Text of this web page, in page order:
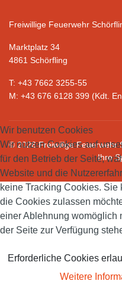
Freiwillige Feuerwehr
Marktplatz 34
4861 Schörfling
T: +43 7662 3255-55
M: +43 676 6128 399 (Kdt.
© 2026 Freiwillge Feuerwehr
Ihre
Wir benutzen Cookies
Wir nutzen Cookies auf
für den Betrieb der Seite,
Website und die
keine Tracking Cookies.
die Cookies zulassen
einer Ablehnung womöglich
der Seite zur Verfügung
Erforderliche Cookies
Weitere